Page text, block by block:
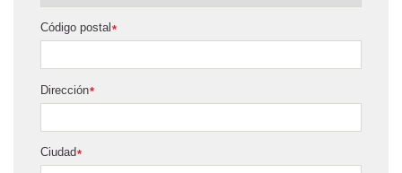
*
Código postal
*
Dirección
*
Ciudad